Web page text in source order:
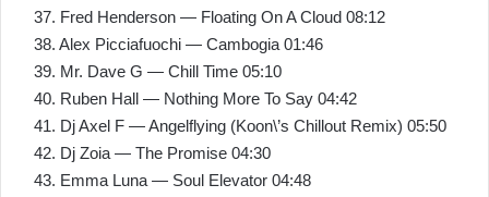
37. Fred Henderson — Floating On A Cloud 08:12
38. Alex Picciafuochi — Cambogia 01:46
39. Mr. Dave G — Chill Time 05:10
40. Ruben Hall — Nothing More To Say 04:42
41. Dj Axel F — Angelflying (Koon\’s Chillout Remix) 05:50
42. Dj Zoia — The Promise 04:30
43. Emma Luna — Soul Elevator 04:48